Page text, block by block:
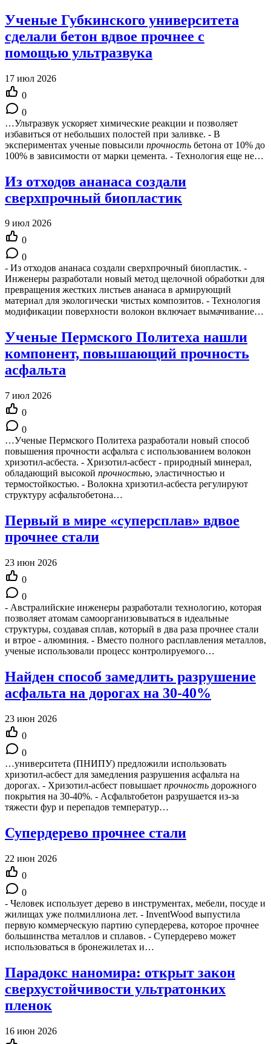
Ученые Губкинского университета
сделали бетон вдвое прочнее с
помощью ультразвука
17 июл 2026
0
0
…Ультразвук ускоряет химические реакции и позволяет
избавиться от небольших полостей при заливке. - В
экспериментах ученые повысили прочность бетона от 10% до
100% в зависимости от марки цемента. - Технология еще не…
Из отходов ананаса создали
сверхпрочный биопластик
9 июл 2026
0
0
- Из отходов ананаса создали сверхпрочный биопластик. -
Инженеры разработали новый метод щелочной обработки для
превращения жестких листьев ананаса в армирующий
материал для экологически чистых композитов. - Технология
модификации поверхности волокон включает вымачивание…
Ученые Пермского Политеха нашли
компонент, повышающий прочность
асфальта
7 июл 2026
0
0
…Ученые Пермского Политеха разработали новый способ
повышения прочности асфальта с использованием волокон
хризотил-асбеста. - Хризотил-асбест - природный минерал,
обладающий высокой прочностью, эластичностью и
термостойкостью. - Волокна хризотил-асбеста регулируют
структуру асфальтобетона…
Первый в мире «суперсплав» вдвое
прочнее стали
23 июн 2026
0
0
- Австралийские инженеры разработали технологию, которая
позволяет атомам самоорганизовываться в идеальные
структуры, создавая сплав, который в два раза прочнее стали
и втрое - алюминия. - Вместо полного расплавления металлов,
ученые использовали процесс контролируемого…
Найден способ замедлить разрушение
асфальта на дорогах на 30-40%
23 июн 2026
0
0
…университета (ПНИПУ) предложили использовать
хризотил-асбест для замедления разрушения асфальта на
дорогах. - Хризотил-асбест повышает прочность дорожного
покрытия на 30-40%. - Асфальтобетон разрушается из-за
тяжести фур и перепадов температур…
Супердерево прочнее стали
22 июн 2026
0
0
- Человек использует дерево в инструментах, мебели, посуде и
жилищах уже полмиллиона лет. - InventWood выпустила
первую коммерческую партию супердерева, которое прочнее
большинства металлов и сплавов. - Супердерево может
использоваться в бронежилетах и…
Парадокс наномира: открыт закон
сверхустойчивости ультратонких
пленок
16 июн 2026